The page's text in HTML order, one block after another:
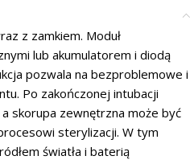
z zamkiem. Moduł
lub akumulatorem i diodą
pozwala na bezproblemowe i
Po zakończonej intubacji
skorupa zewnętrzna może być
sterylizacji. W tym
światła i baterią